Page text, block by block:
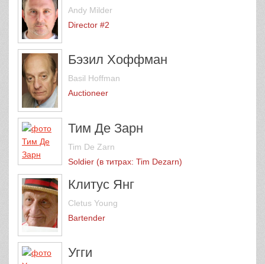
Andy Milder
Director #2
Бэзил Хоффман
Basil Hoffman
Auctioneer
Тим Де Зарн
Tim De Zarn
Soldier (в титрах: Tim Dezarn)
Клитус Янг
Cletus Young
Bartender
Угги